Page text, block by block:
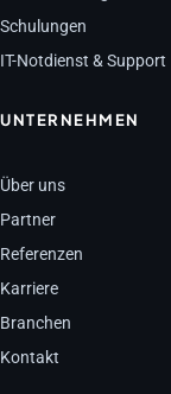
Schulungen
IT-Notdienst & Support
UNTERNEHMEN
Über uns
Partner
Referenzen
Karriere
Branchen
Kontakt